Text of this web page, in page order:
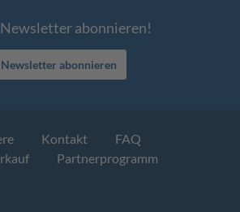
abonnieren!
Newsletter abonnieren
Kontakt
FAQ
Partnerprogramm